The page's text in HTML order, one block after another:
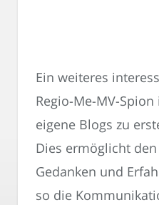
Ein weiteres
Regio-Me-MV-
eigene Blogs zu
Dies ermöglicht
Gedanken und
so die